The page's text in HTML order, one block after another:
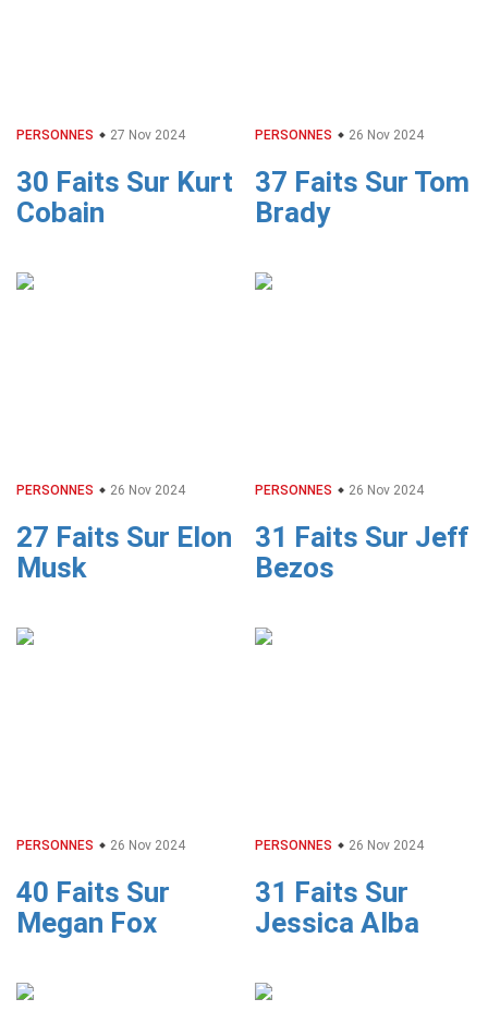
PERSONNES 27 Nov 2024
30 Faits Sur Kurt
Cobain
PERSONNES 26 Nov 2024
37 Faits Sur Tom
Brady
PERSONNES 26 Nov 2024
27 Faits Sur Elon
Musk
PERSONNES 26 Nov 2024
31 Faits Sur Jeff
Bezos
PERSONNES 26 Nov 2024
40 Faits Sur
Megan Fox
PERSONNES 26 Nov 2024
31 Faits Sur
Jessica Alba